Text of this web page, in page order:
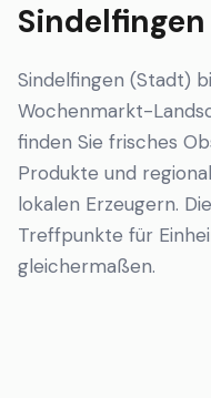
Sindelfingen (Stadt)
Wochenmarkt-
finden Sie frisches
Produkte und
lokalen Erzeugern.
Treffpunkte für
gleichermaßen.